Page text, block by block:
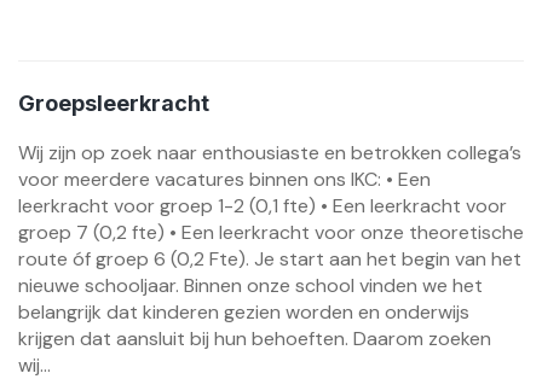
Groepsleerkracht
Wij zijn op zoek naar enthousiaste en betrokken collega’s
voor meerdere vacatures binnen ons IKC: • Een
leerkracht voor groep 1-2 (0,1 fte) • Een leerkracht voor
groep 7 (0,2 fte) • Een leerkracht voor onze theoretische
route óf groep 6 (0,2 Fte). Je start aan het begin van het
nieuwe schooljaar. Binnen onze school vinden we het
belangrijk dat kinderen gezien worden en onderwijs
krijgen dat aansluit bij hun behoeften. Daarom zoeken
wij...